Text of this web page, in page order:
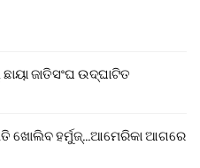
ଜାତିସଂଘ ଉଦ୍‍ଘାଟିତ
ଖୋଲିବ ହର୍ମୁଜ୍…ଆମେରିକା ଆଗରେ